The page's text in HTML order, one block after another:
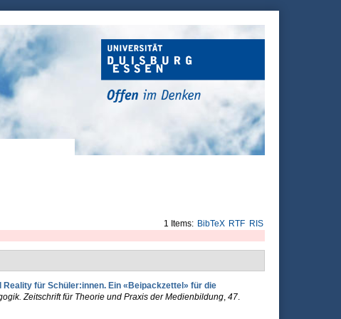
1 Items: BibTeX RTF RIS
Reality für Schüler:innen. Ein «Beipackzettel» für die
Zeitschrift für Theorie und Praxis der Medienbildung, 47.